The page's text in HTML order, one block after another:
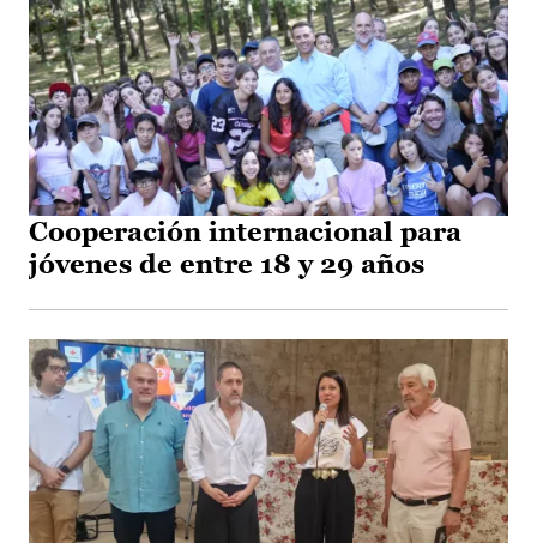
Cooperación internacional para
jóvenes de entre 18 y 29 años